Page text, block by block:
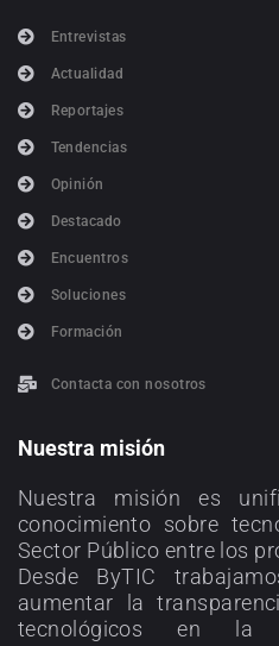
Entrevistas
Actualidad
Reportajes
Tendencias
Opinión
Destacado
Encuentros
Soluciones
Formación
Contacta con nosotros
Nuestra misión
Nuestra misión es
conocimiento sobre
Sector Público entre los
Desde ByTIC
aumentar la
tecnológicos en la